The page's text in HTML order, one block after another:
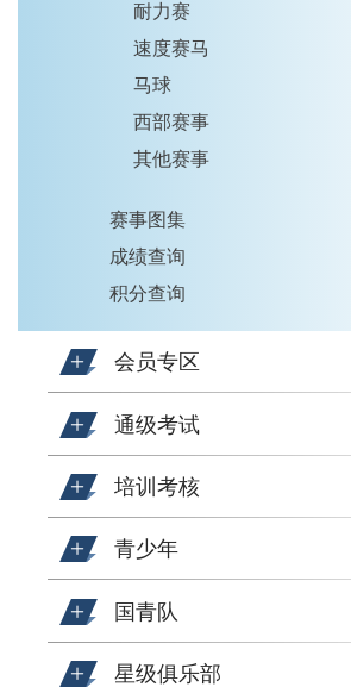
耐力赛
速度赛马
马球
西部赛事
其他赛事
赛事图集
成绩查询
积分查询
会员专区
通级考试
培训考核
青少年
国青队
星级俱乐部